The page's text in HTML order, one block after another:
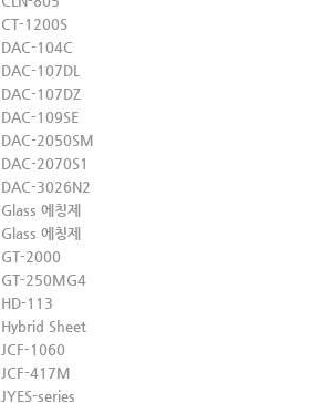
CT-1200S
DAC-104C
DAC-107DL
DAC-107DZ
DAC-109SE
DAC-2050SM
DAC-2070S1
DAC-3026N2
Glass 에칭제
Glass 에칭제
GT-2000
GT-250MG4
HD-113
Hybrid Sheet
JCF-1060
JCF-417M
JYES-series